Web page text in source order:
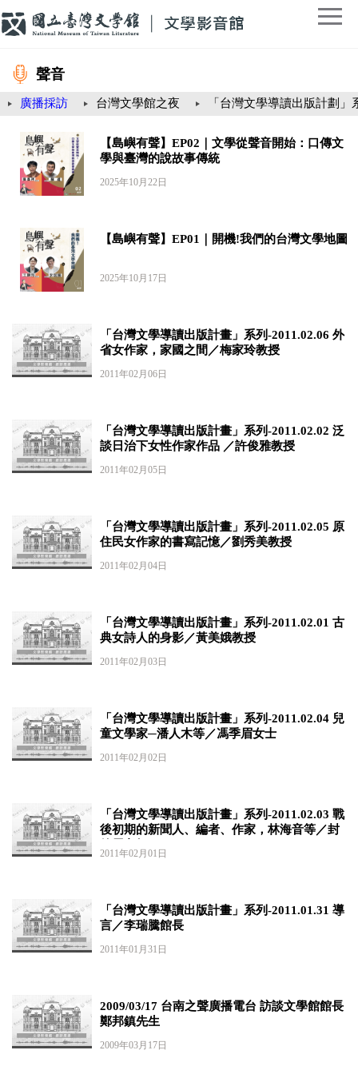
聲音
廣播採訪 台灣文學館之夜 「台灣文學導讀出版計劃」
【島嶼有聲】EP02｜文學從聲音開始：口傳文
學與臺灣的說故事傳統
2025年10月22日
【島嶼有聲】EP01｜開機!我們的台灣文學地圖
2025年10月17日
「台灣文學導讀出版計畫」系列-2011.02.06 外
省女作家，家國之間／梅家玲教授
2011年02月06日
「台灣文學導讀出版計畫」系列-2011.02.02 泛
談日治下女性作家作品 ／許俊雅教授
2011年02月05日
「台灣文學導讀出版計畫」系列-2011.02.05 原
住民女作家的書寫記憶／劉秀美教授
2011年02月04日
「台灣文學導讀出版計畫」系列-2011.02.01 古
典女詩人的身影／黃美娥教授
2011年02月03日
「台灣文學導讀出版計畫」系列-2011.02.04 兒
童文學家─潘人木等／馮季眉女士
2011年02月02日
「台灣文學導讀出版計畫」系列-2011.02.03 戰
後初期的新聞人、編者、作家，林海音等／封
2011年02月01日
「台灣文學導讀出版計畫」系列-2011.01.31 導
言／李瑞騰館長
2011年01月31日
2009/03/17 台南之聲廣播電台 訪談文學館館長
鄭邦鎮先生
2009年03月17日